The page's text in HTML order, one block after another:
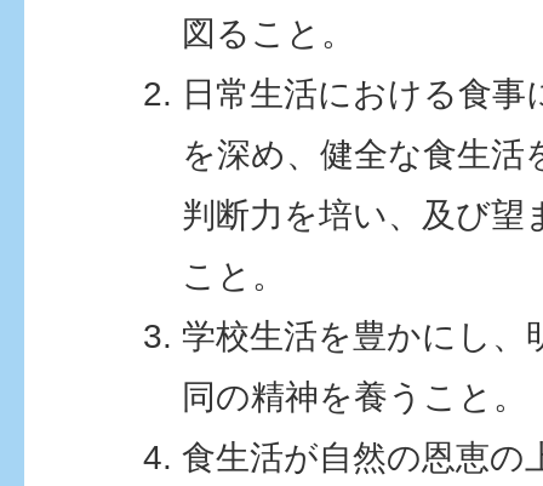
図ること。
日常生活における食
を深め、健全な食生
判断力を培い、及び望
こと。
学校生活を豊かにし、
同の精神を養うこと。
食生活が自然の恩恵の